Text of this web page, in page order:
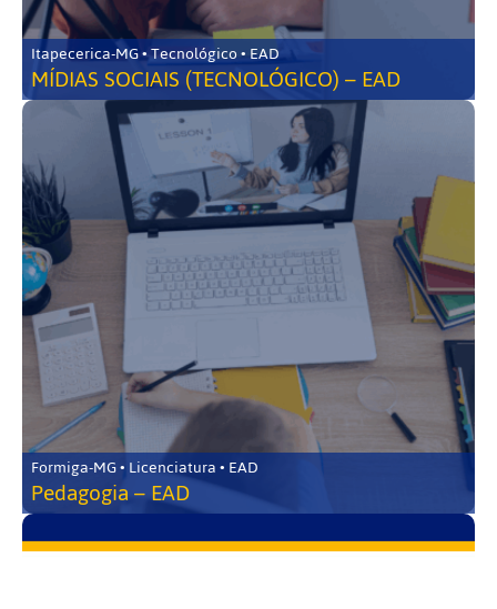
Itapecerica-MG • Tecnológico • EAD
MÍDIAS SOCIAIS (TECNOLÓGICO) – EAD
Formiga-MG • Licenciatura • EAD
Pedagogia – EAD